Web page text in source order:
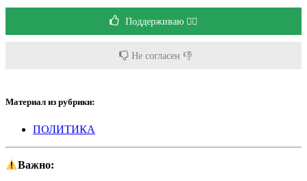
Поддерживаю 👍🏻
Не согласен 👎
Материал из рубрики:
ПОЛИТИКА
Важно: